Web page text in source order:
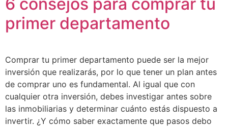
6 consejos para comprar tu
primer departamento
Comprar tu primer departamento puede ser la mejor
inversión que realizarás, por lo que tener un plan antes
de comprar uno es fundamental. Al igual que con
cualquier otra inversión, debes investigar antes sobre
las inmobiliarias y determinar cuánto estás dispuesto a
invertir. ¿Y cómo saber exactamente que pasos debo